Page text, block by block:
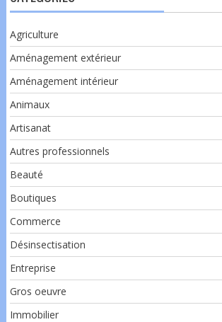
Agriculture
Aménagement extérieur
Aménagement intérieur
Animaux
Artisanat
Autres professionnels
Beauté
Boutiques
Commerce
Désinsectisation
Entreprise
Gros oeuvre
Immobilier